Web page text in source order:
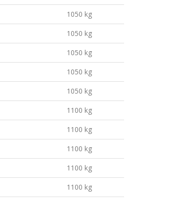
1050 kg
1050 kg
1050 kg
1050 kg
1050 kg
1100 kg
1100 kg
1100 kg
1100 kg
1100 kg